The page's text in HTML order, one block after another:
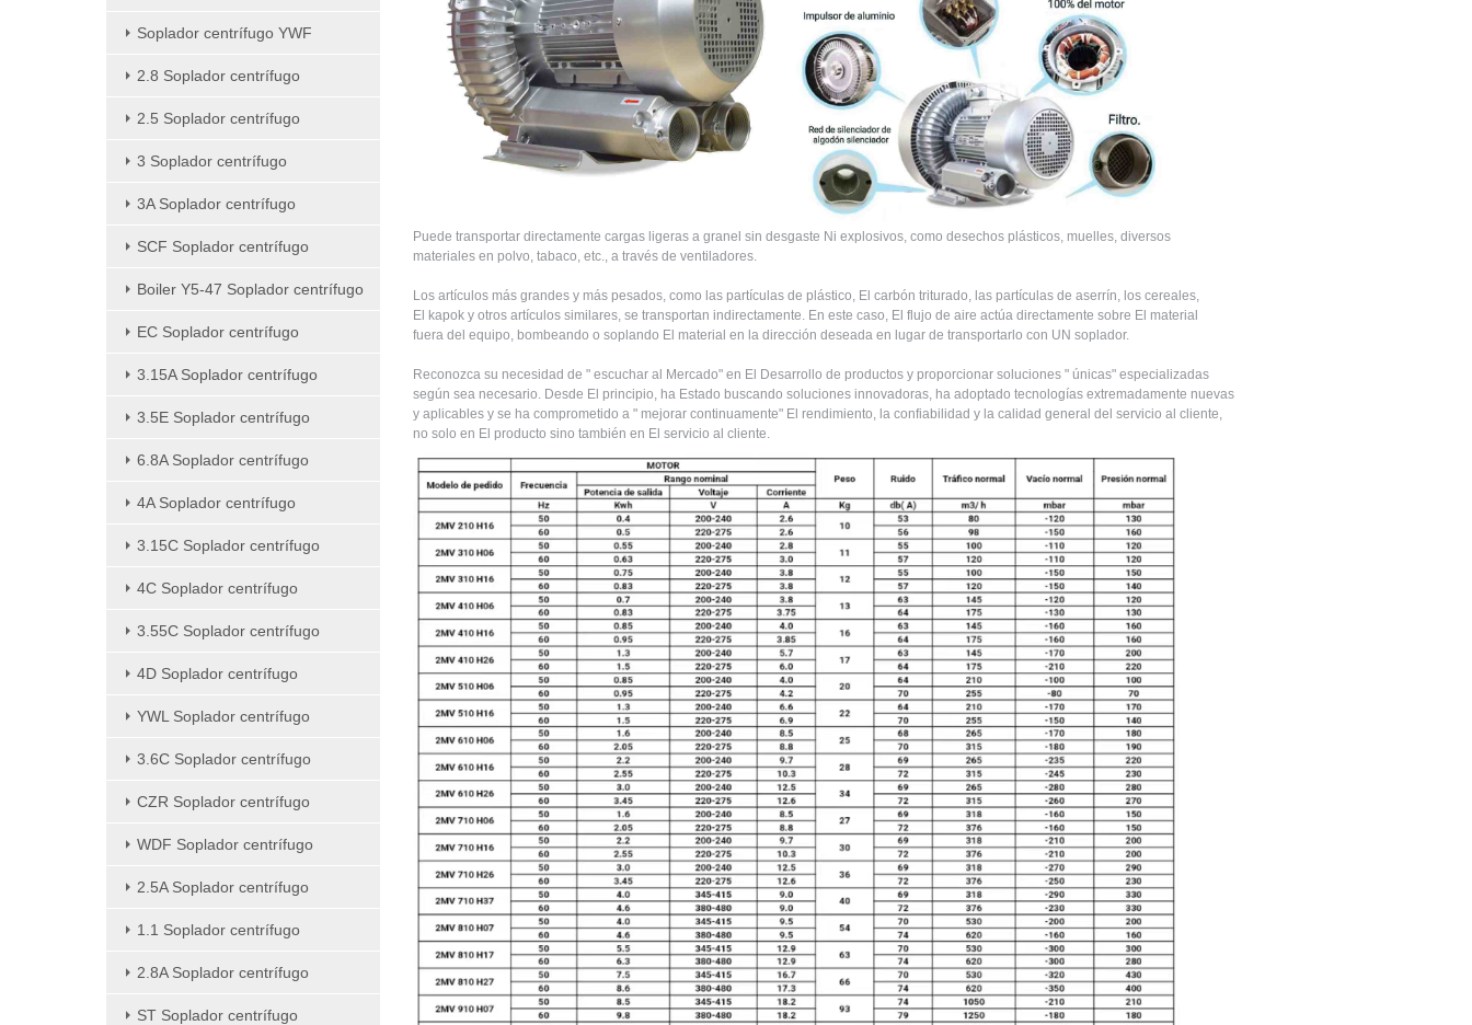
Soplador centrífugo YWF
2.8 Soplador centrífugo
2.5 Soplador centrífugo
3 Soplador centrífugo
3A Soplador centrífugo
SCF Soplador centrífugo
Boiler Y5-47 Soplador centrífugo
EC Soplador centrífugo
3.15A Soplador centrífugo
3.5E Soplador centrífugo
6.8A Soplador centrífugo
4A Soplador centrífugo
3.15C Soplador centrífugo
4C Soplador centrífugo
3.55C Soplador centrífugo
4D Soplador centrífugo
YWL Soplador centrífugo
3.6C Soplador centrífugo
CZR Soplador centrífugo
WDF Soplador centrífugo
2.5A Soplador centrífugo
1.1 Soplador centrífugo
2.8A Soplador centrífugo
ST Soplador centrífugo
Puede transportar directamente cargas ligeras a granel sin desgaste Ni explosivos, como desechos plásticos, muelles, diversos
materiales en polvo, tabaco, etc., a través de ventiladores.
Los artículos más grandes y más pesados, como las partículas de plástico, El carbón triturado, las partículas de aserrín, los cereales,
El kapok y otros artículos similares, se transportan indirectamente. En este caso, El flujo de aire actúa directamente sobre El material
fuera del equipo, bombeando o soplando El material en la dirección deseada en lugar de transportarlo con UN soplador.
Reconozca su necesidad de " escuchar al Mercado" en El Desarrollo de productos y proporcionar soluciones " únicas" especializadas
según sea necesario. Desde El principio, ha Estado buscando soluciones innovadoras, ha adoptado tecnologías extremadamente nuevas
y aplicables y se ha comprometido a " mejorar continuamente" El rendimiento, la confiabilidad y la calidad general del servicio al cliente,
no solo en El producto sino también en El servicio al cliente.